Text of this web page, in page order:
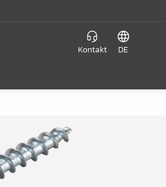
Kontakt DE